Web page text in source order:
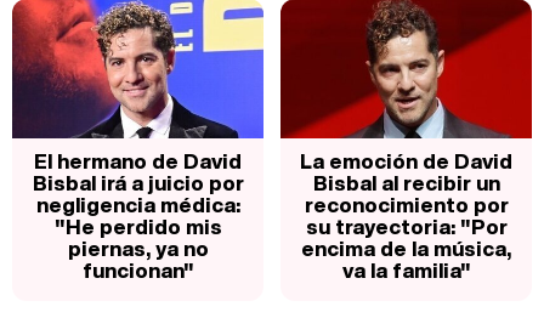
El hermano de David
Bisbal irá a juicio por
negligencia médica:
"He perdido mis
piernas, ya no
funcionan"
La emoción de David
Bisbal al recibir un
reconocimiento por
su trayectoria: "Por
encima de la música,
va la familia"